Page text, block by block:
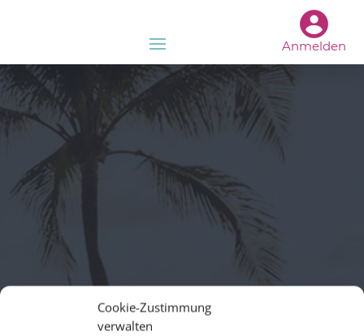
Cookie-Zustimmung
verwalten
Anmelden